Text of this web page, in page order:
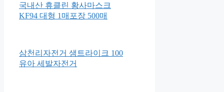
국내산 휴클린 황사마스크
KF94 대형 1매포장 500매
삼천리자전거 샘트라이크 100
유아 세발자전거